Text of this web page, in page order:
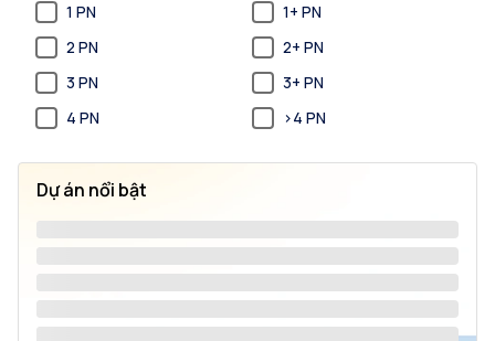
1 PN
1+ PN
2 PN
2+ PN
3 PN
3+ PN
4 PN
>4 PN
Dự án nổi bật